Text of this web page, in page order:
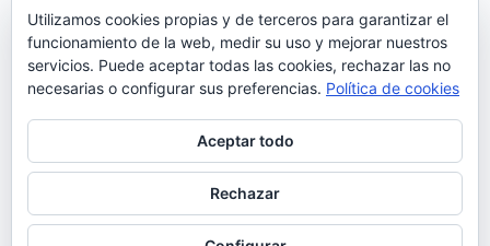
El actor y cantante portugués, Rui Andrade estrena
single ‘Medo’ que formó parte de la banda sonora de
Utilizamos cookies propias y de terceros para garantizar el
funcionamiento de la web, medir su uso y mejorar nuestros
servicios. Puede aceptar todas las cookies, rechazar las no
necesarias o configurar sus preferencias. Política de cookies
Aceptar todo
Rechazar